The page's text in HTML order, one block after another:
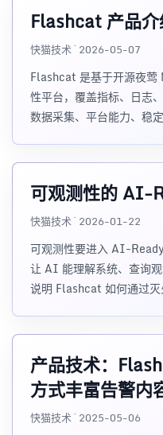
Flashcat 产品
快猫技术 · 2026-05-07
Flashcat 是基于开源夜
性平台，覆盖指标、日志
数据采集、平台能力、稳
可观测性的 AI-
快猫技术 · 2026-01-22
可观测性要进入 AI-
让 AI 能理解系统、查询
说明 Flashcat 如何通过
产品技术：
方式丰富告警内
快猫技术 · 2025-05-06